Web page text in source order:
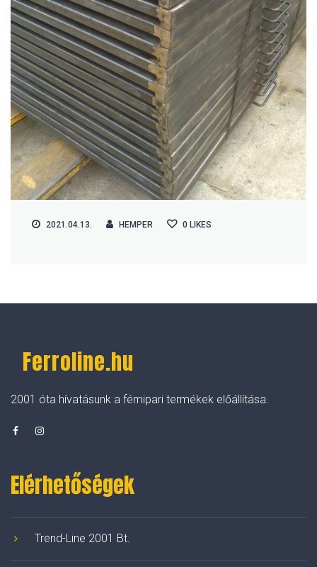
2021.04.13. HEMPER 0 LIKES
Ferroline.hu
2001 óta hívatásunk a fémipari termékek előállítása.
Elérhetőségek
Trend-Line 2001 Bt.